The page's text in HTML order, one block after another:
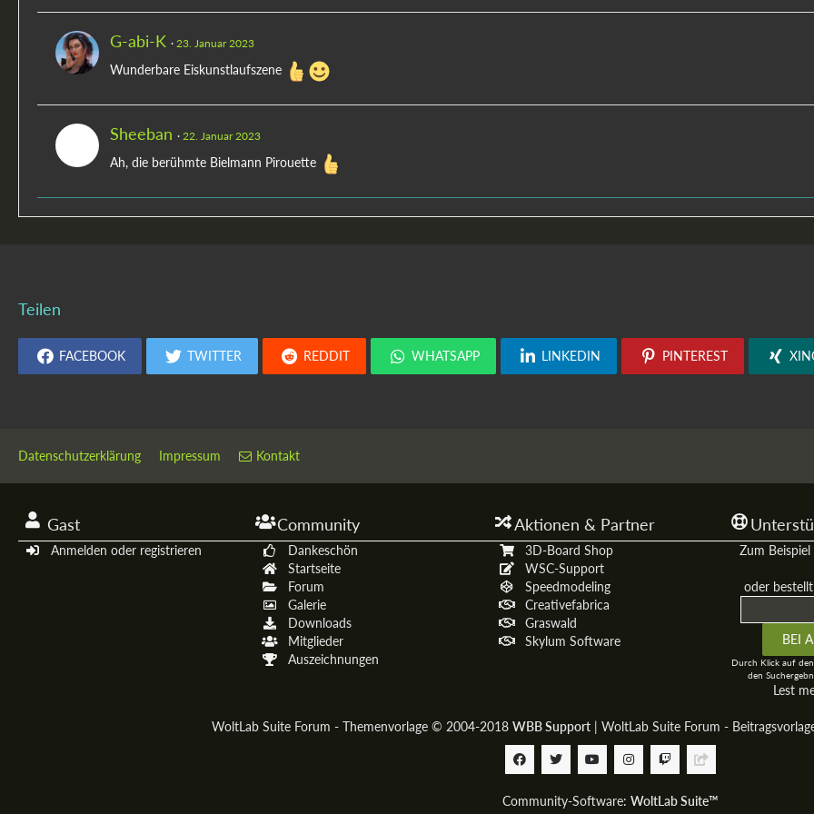
G-abi-K 23. Januar 2023
Wunderbare Eiskunstlaufszene
Sheeban 22. Januar 2023
Ah, die berühmte Bielmann Pirouette
Teilen
FACEBOOK TWITTER REDDIT WHATSAPP LINKEDIN PINTEREST
Datenschutzerklärung Impressum Kontakt
Gast
Anmelden oder registrieren
Community
Dankeschön
Startseite
Forum
Galerie
Downloads
Mitglieder
Auszeichnungen
Aktionen & Partner
3D-Board Shop
WSC-Support
Speedmodeling
Creativefabrica
Graswald
Skylum Software
Zum
oder
Durch Klick auf
den
Lest
WoltLab Suite Forum - Themenvorlage © 2004-2018 WBB Support| WoltLab Suite Forum -
Community-Software: WoltLab Suite™